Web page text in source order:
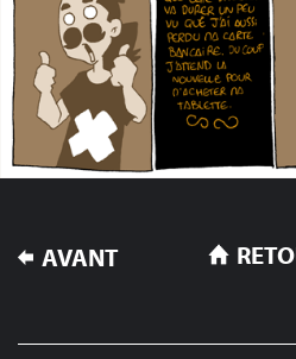
NAVIGATION
DE
AVANT